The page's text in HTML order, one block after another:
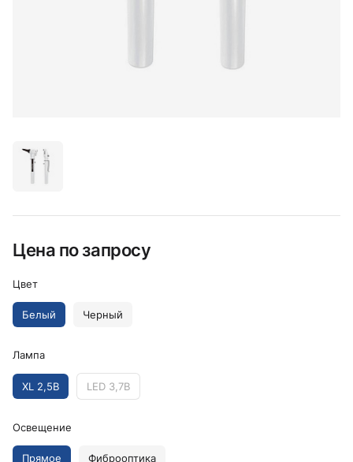
Цена по запросу
Цвет
Белый Черный
Лампа
XL 2,5В LED 3,7В
Освещение
Прямое Фиброоптика